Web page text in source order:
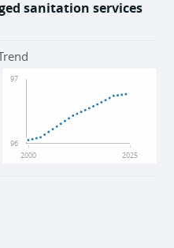
sanitation services
2000 2025
96
97